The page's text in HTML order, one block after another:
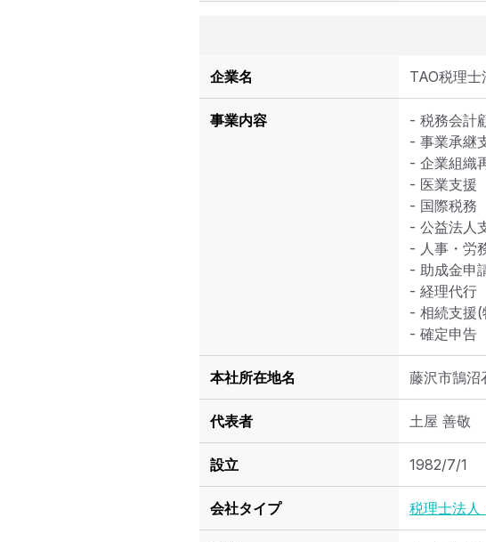
企業名 TAO税理士
事業内容
- 税務会計
- 事業承継
- 企業組織
- 医業支援
- 国際税務
- 公益法人
- 人事・労
- 助成金申
- 経理代行
- 相続支援(
- 確定申告
本社所在地名 藤沢市鵠沼
代表者 土屋 善敬
設立 1982/7/1
会社タイプ 税理士法人